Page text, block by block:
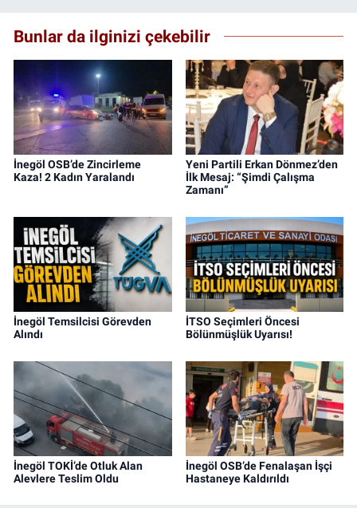
Bunlar da ilginizi çekebilir
İnegöl OSB’de Zincirleme
Kaza! 2 Kadın Yaralandı
Yeni Partili Erkan Dönmez’den
İlk Mesaj: “Şimdi Çalışma
Zamanı”
İnegöl Temsilcisi Görevden
Alındı
İTSO Seçimleri Öncesi
Bölünmüşlük Uyarısı!
İnegöl TOKİ’de Otluk Alan
Alevlere Teslim Oldu
İnegöl OSB’de Fenalaşan İşçi
Hastaneye Kaldırıldı